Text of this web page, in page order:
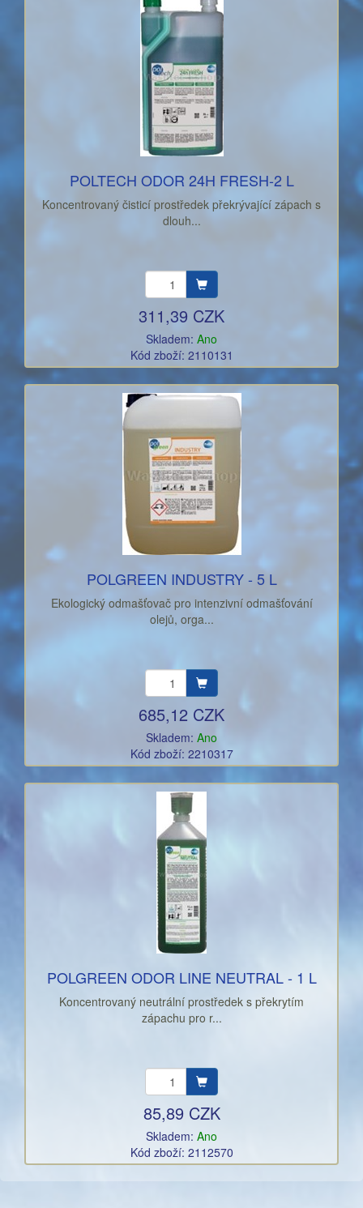
POLTECH ODOR 24H FRESH-2 L
Koncentrovaný čisticí prostředek překrývající zápach s
dlouh...
311,39 CZK
Skladem: Ano
Kód zboží: 2110131
POLGREEN INDUSTRY - 5 L
Ekologický odmašťovač pro intenzivní odmašťování
olejů, orga...
685,12 CZK
Skladem: Ano
Kód zboží: 2210317
POLGREEN ODOR LINE NEUTRAL - 1 L
Koncentrovaný neutrální prostředek s překrytím
zápachu pro r...
85,89 CZK
Skladem: Ano
Kód zboží: 2112570